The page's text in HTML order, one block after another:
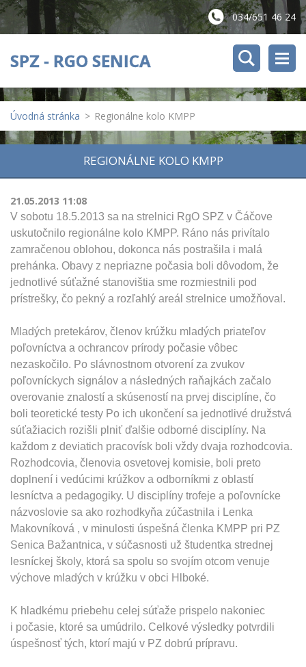
034/651 46 24
SPZ - RGO SENICA
Úvodná stránka > Regionálne kolo KMPP
REGIONÁLNE KOLO KMPP
21.05.2013 11:08
V sobotu 18.5.2013 sa na strelnici RgO SPZ v Čáčove
uskutočnilo regionálne kolo KMPP. Ráno nás privítalo
zamračenou oblohou, dokonca nás postrašila i malá
prehánka. Obavy z nepriazne počasia boli dôvodom, že
jednotlivé súťažné stanovištia sme rozmiestnili pod
prístrešky, čo pekný a rozľahlý areál strelnice umožňoval.
Mladých pretekárov, členov krúžku mladých priateľov
poľovníctva a ochrancov prírody počasie vôbec
nezaskočilo. Po slávnostnom otvorení za zvukov
poľovníckych signálov a následných raňajkách začalo
overovanie znalostí a skúseností na prvej disciplíne, čo
boli teoretické testy Po ich ukončení sa jednotlivé družstvá
súťažiacich rozišli plniť ďalšie odborné disciplíny. Na
každom z deviatich pracovísk boli vždy dvaja rozhodcovia.
Rozhodcovia, členovia osvetovej komisie, boli preto
doplnení i vedúcimi krúžkov a odborníkmi z oblastí
lesníctva a pedagogiky. U disciplíny trofeje a poľovnícke
názvoslovie sa ako rozhodkyňa zúčastnila i Lenka
Makovníková , v minulosti úspešná členka KMPP pri PZ
Senica Bažantnica, v súčasnosti už študentka strednej
lesníckej školy, ktorá sa spolu so svojím otcom venuje
výchove mladých v krúžku v obci Hlboké.
K hladkému priebehu celej súťaže prispelo nakoniec
i počasie, ktoré sa umúdrilo. Celkové výsledky potvrdili
úspešnosť tých, ktorí majú v PZ dobrú prípravu.